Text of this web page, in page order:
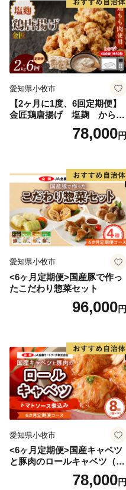
愛知県小牧市
【2ヶ月に1度、6回定期便】
金匠鶏唐揚げ 塩麹 からあ
78,000円
愛知県小牧市
<6ヶ月定期便>国産豚で作っ
たこだわり惣菜セット
96,000円
愛知県小牧市
<6ヶ月定期便>国産キャベツ
と豚肉のロールキャベツ（4P
78,000円